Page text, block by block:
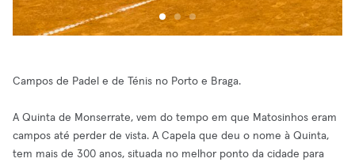
Campos de Padel e de Ténis no Porto e Braga.
A Quinta de Monserrate, vem do tempo em que Matosinhos eram
campos até perder de vista. A Capela que deu o nome à Quinta,
tem mais de 300 anos, situada no melhor ponto da cidade para